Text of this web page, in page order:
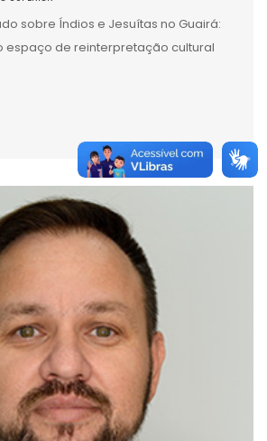
sobre Índios e Jesuítas no Guairá:
espaço de reinterpretação cultural